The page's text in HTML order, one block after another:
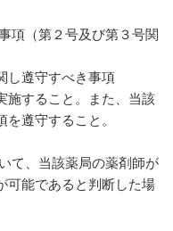
項（第２号及び第３号関
し遵守すべき事項
施すること。また、当該
遵守すること。
て、当該薬局の薬剤師が
可能であると判断した場